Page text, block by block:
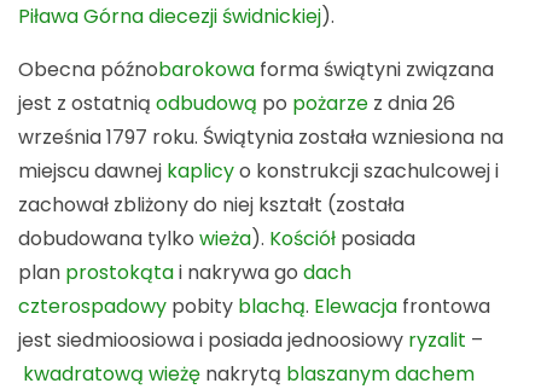
Piława Górnadiecezji świdnickiej).
Obecna późnobarokowa forma świątyni związana
jest z ostatnią odbudową po pożarze z dnia 26
września 1797 roku. Świątynia została wzniesiona na
miejscu dawnej kaplicyo konstrukcji szachulcowej i
zachował zbliżony do niej kształt (została
dobudowana tylko wieża). Kościół posiada
plan prostokątai nakrywa go dach
czterospadowy pobity blachą. Elewacja frontowa
jest siedmioosiowa i posiada jednoosiowy ryzalit –
kwadratową wieżę nakrytą blaszanymdachem